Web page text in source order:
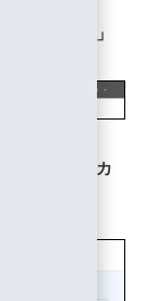
ョンの管理」
ックし、「カ
リックしま